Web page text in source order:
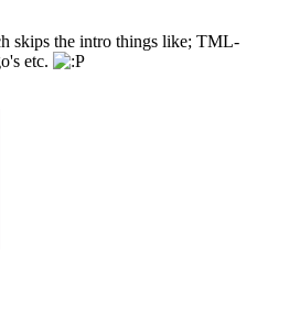
skips the intro things like; TML-
etc.